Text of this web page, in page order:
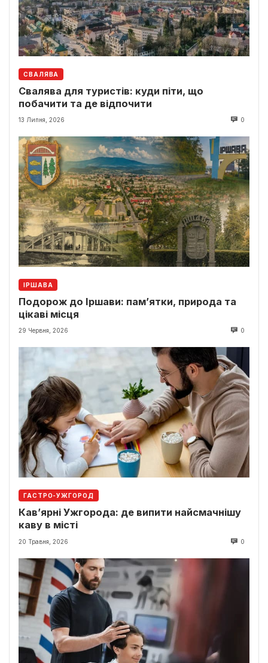
СВАЛЯВА
Свалява для туристів: куди піти, що
побачити та де відпочити
13 Липня, 2026 0
ІРШАВА
Подорож до Іршави: пам’ятки, природа та
цікаві місця
29 Червня, 2026 0
ГАСТРО-УЖГОРОД
Кав’ярні Ужгорода: де випити найсмачнішу
каву в місті
20 Травня, 2026 0